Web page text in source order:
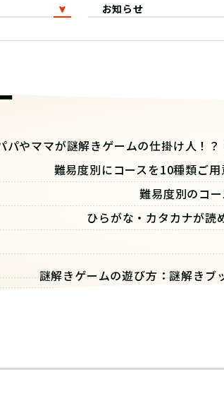
お知らせ
パやママが謎解きゲームの仕掛け人！
難易度別にコースを10種類ご
難易度別のコー
ひらがな・カタカナが読
謎解きゲームの遊び方：謎解きブ